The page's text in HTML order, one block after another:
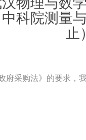
科院测量
止）
采购法》的要求